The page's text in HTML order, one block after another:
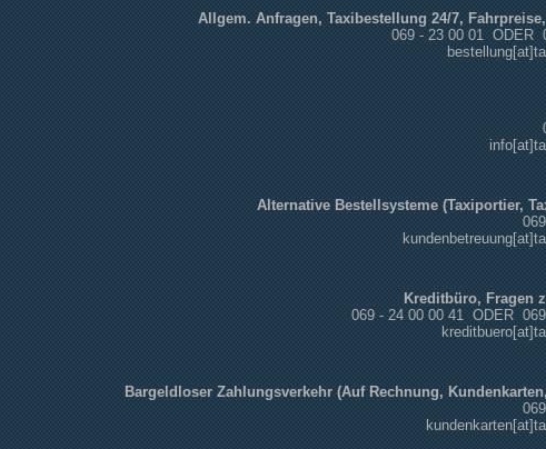
Allgem. Anfragen, Taxibestellung 24/7,
069 - 23 00 01 ODER
Alternative Bestellsysteme (Taxiportier,
kundenbetreuung
Kreditbüro, Fragen
069 - 24 00 00 41 ODER
kreditbuero
Bargeldloser Zahlungsverkehr (Auf Rechnung,